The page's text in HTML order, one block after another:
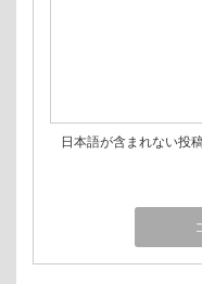
日本語が含まれない投